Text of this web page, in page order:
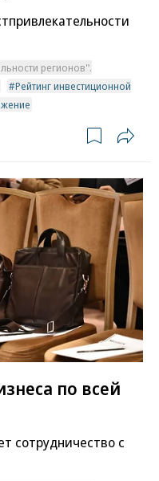
регионов".
Рейтинг инвестиционной
по всей
сотрудничество с